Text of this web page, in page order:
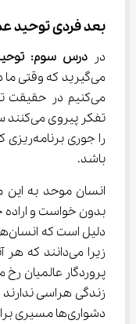
بعد فردی توحید
در درس سوم:
می‌کنیم در حقیقت
را جوری
باشد.
زیرا
زندگی هراسی
دشواری‌ها مسیری برای رشد آنها در زندگی می‌باشد.